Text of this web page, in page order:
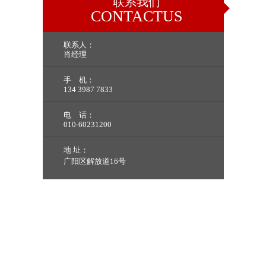
CONTACTUS
联系人：
肖经理
手 机：
134 3987 7833
电 话：
010-60231200
地 址：
广阳区解放道16号